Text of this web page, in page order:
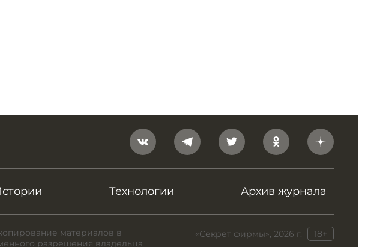
Технологии Архив журнала
«Секрет фирмы», 2026 г. 18+
материалов в
разрешения владельца